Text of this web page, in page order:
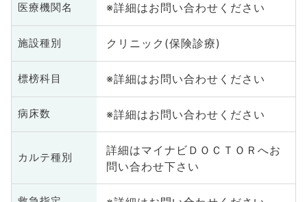
医療機関名 ※詳細はお問い合わせください
施設種別 クリニック(保険診療)
標榜科目 ※詳細はお問い合わせください
病床数 ※詳細はお問い合わせください
カルテ種別
詳細はマイナビＤＯＣＴＯＲへお
問い合わせ下さい